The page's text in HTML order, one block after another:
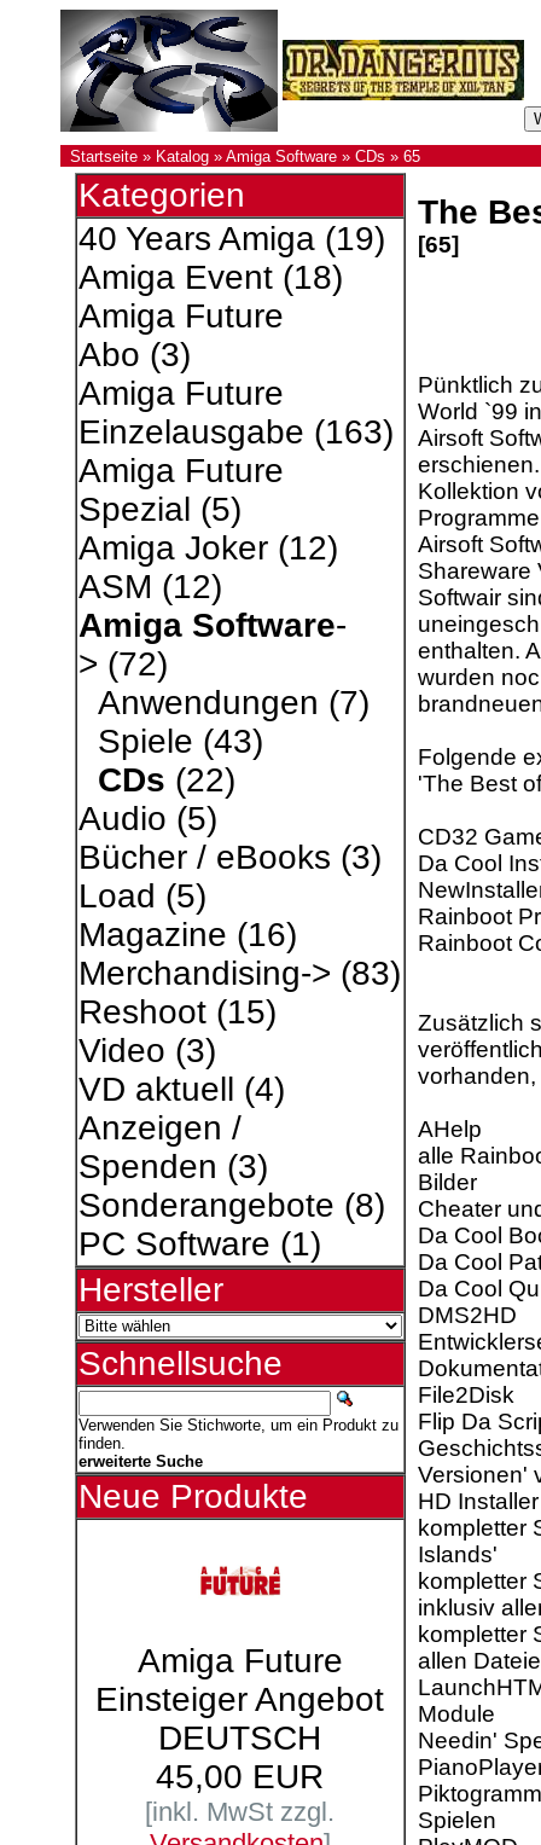
Startseite » Katalog » Amiga Software » CDs » 65
Kategorien
40 Years Amiga(19)
Amiga Event(18)
Amiga Future
Abo (3)
Amiga Future
Einzelausgabe (163)
Amiga Future
Spezial (5)
Amiga Joker(12)
ASM (12)
Amiga Software-
> (72)
Anwendungen (7)
Spiele (43)
CDs (22)
Audio (5)
Bücher / eBooks (3)
Load (5)
Magazine (16)
Merchandising-> (83)
Reshoot(15)
Video (3)
VD aktuell (4)
Anzeigen /
Spenden (3)
Sonderangebote (8)
PC Software (1)
Hersteller
Schnellsuche
Verwenden Sie Stichworte, um ein Produkt zu
finden.
erweiterte Suche
Neue Produkte
Amiga Future
Einsteiger Angebot
DEUTSCH
45,00 EUR
[inkl. MwSt zzgl.
The
[65]
Pünktlich
World `99
Airsoft
Kollektion
Airsoft
Shareware
Softwair
enthalten.
wurden
Folgende
'The Best
CD32
Da Cool
Rainboot
Rainboot
Zusätzlich
vorhanden,
AHelp
alle
Bilder
Cheater
Da Cool
Da Cool
Da Cool
DMS2HD
File2Disk
Flip Da
Versionen'
HD
kompletter
Islands'
kompletter
inklusiv
kompletter
allen
Module
Needin'
Spielen